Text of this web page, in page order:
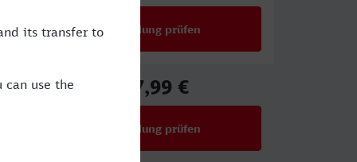
Verbindung prüfen
47,99 €
Verbindung prüfen